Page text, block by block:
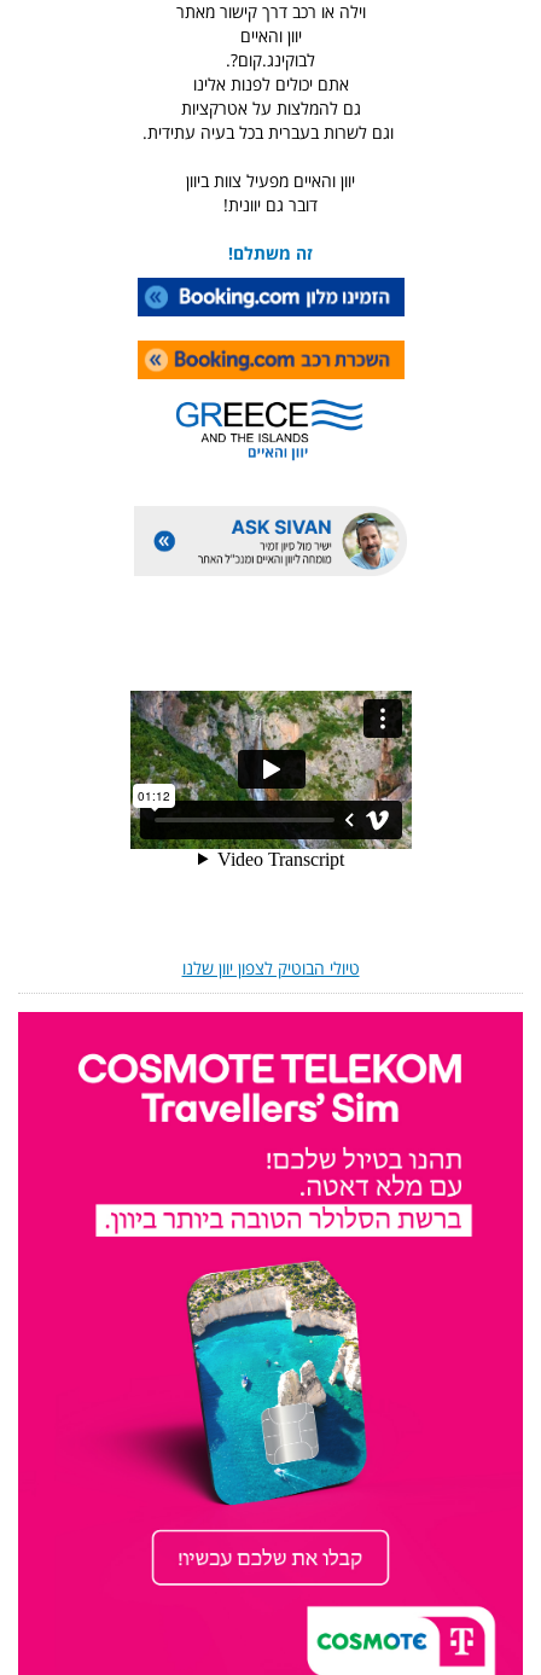
וילה או רכב דרך קישור מאתר
יוון והאיים
לבוקינג.קום?.
אתם יכולים לפנות אלינו
גם להמלצות על אטרקציות
וגם לשרות בעברית בכל בעיה עתידית.
יוון והאיים מפעיל צוות ביוון
דובר גם יוונית!
זה משתלם!
טיולי הבוטיק לצפון יוון שלנו